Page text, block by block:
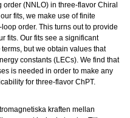
(NNLO) in three-flavor Chiral
fits, we make use of finite
order. This turns out to provide
fits. Our fits see a significant
but we obtain values that
constants (LECs). We find that
is needed in order to make any
for three-flavor ChPT.
kraften mellan